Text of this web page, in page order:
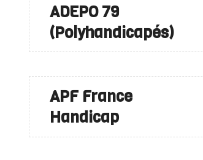
ADEPO 79
(Polyhandicapés)
APF France
Handicap